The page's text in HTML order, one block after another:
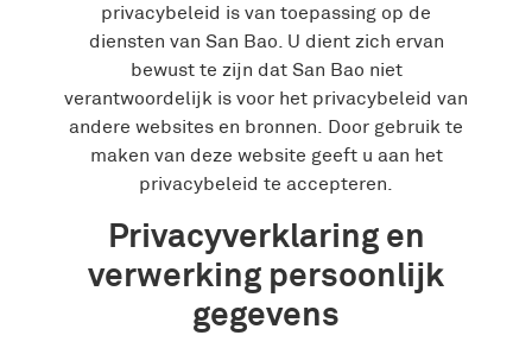
privacybeleid is van toepassing op de
diensten van San Bao. U dient zich ervan
bewust te zijn dat San Bao niet
verantwoordelijk is voor het privacybeleid van
andere websites en bronnen. Door gebruik te
maken van deze website geeft u aan het
privacybeleid te accepteren.
Privacyverklaring en
verwerking persoonlijk
gegevens